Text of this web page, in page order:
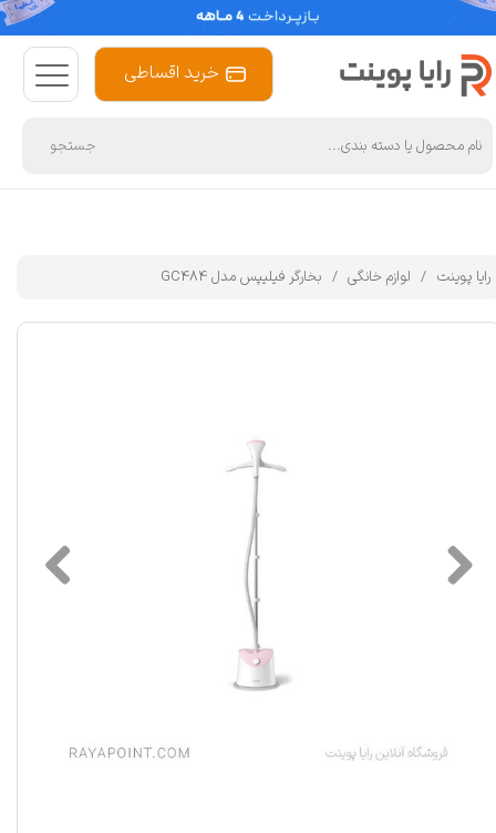
جستجو
خرید اقساطی
رایا پوینت لوازم خانگی بخارگر فیلیپس مدل GC484